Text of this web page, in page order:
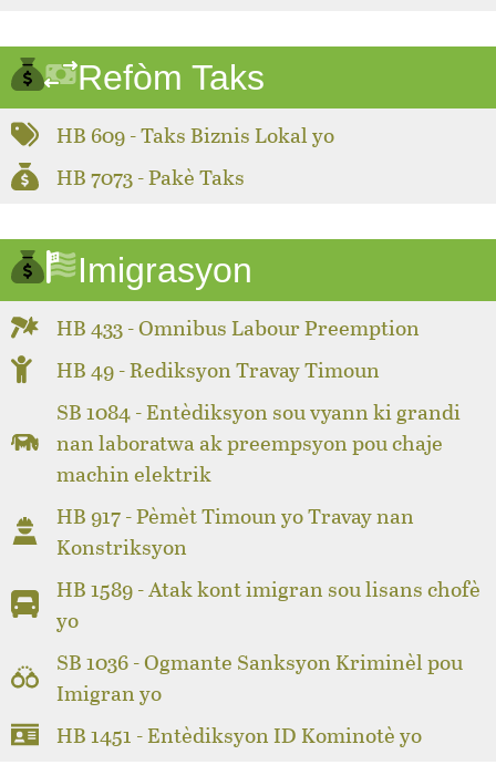
Refòm Taks
HB 609 - Taks Biznis Lokal yo
HB 7073 - Pakè Taks
Imigrasyon
HB 433 - Omnibus Labour Preemption
HB 49 - Rediksyon Travay Timoun
SB 1084 - Entèdiksyon sou vyann ki grandi
nan laboratwa ak preempsyon pou chaje
machin elektrik
HB 917 - Pèmèt Timoun yo Travay nan
Konstriksyon
HB 1589 - Atak kont imigran sou lisans chofè
yo
SB 1036 - Ogmante Sanksyon Kriminèl pou
Imigran yo
HB 1451 - Entèdiksyon ID Kominotè yo